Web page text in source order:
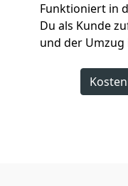
Funktioniert in
Du als Kunde
und der